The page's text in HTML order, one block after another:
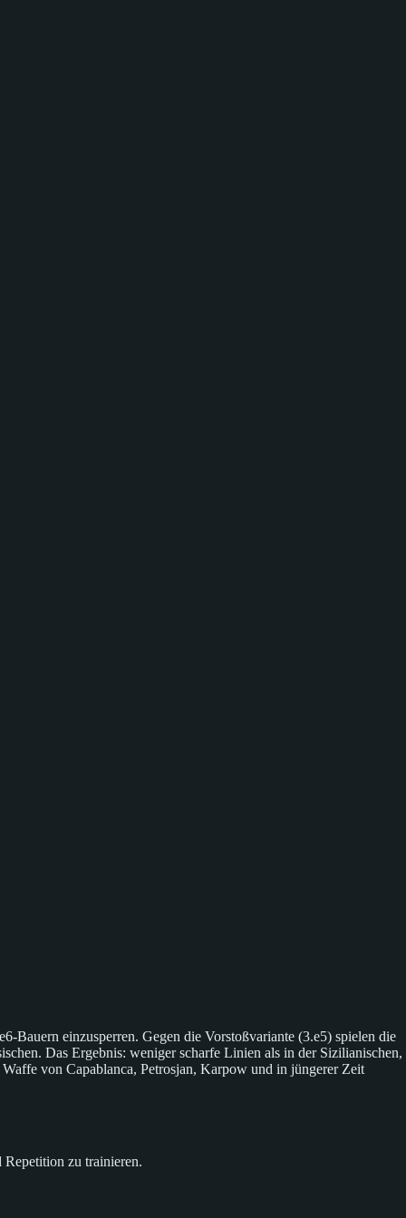
Bauern einzusperren. Gegen die Vorstoßvariante (3.e5) spielen die
Das Ergebnis: weniger scharfe Linien als in der Sizilianischen,
von Capablanca, Petrosjan, Karpow und in jüngerer Zeit
zu trainieren.